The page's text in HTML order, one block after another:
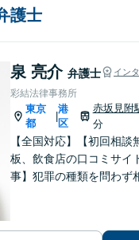
護士
泉 亮介 弁護士 イン
彩結法律事務所
東京
都
港
区
赤坂見附
分
【全国対応】【初回相
板、飲食店の口コミサイ
事】犯罪の種類を問わず